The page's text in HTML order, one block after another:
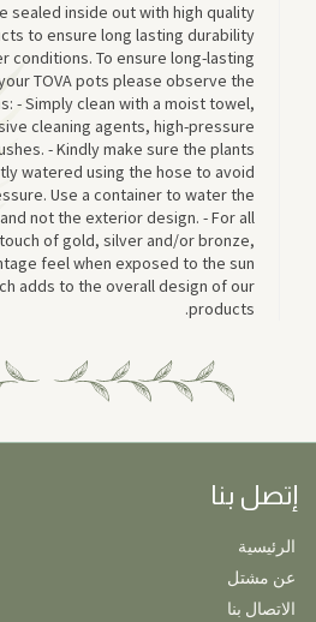
sealed inside out with high quality
to ensure long lasting durability
conditions. To ensure long-lasting
TOVA pots please observe the
- Simply clean with a moist towel,
cleaning agents, high-pressure
- Kindly make sure the plants
watered using the hose to avoid
Use a container to water the
not the exterior design. - For all
of gold, silver and/or bronze,
feel when exposed to the sun
adds to the overall design of our
products.
إتصل بنا
الرئيسية
عن مشتل
الاتصال بنا